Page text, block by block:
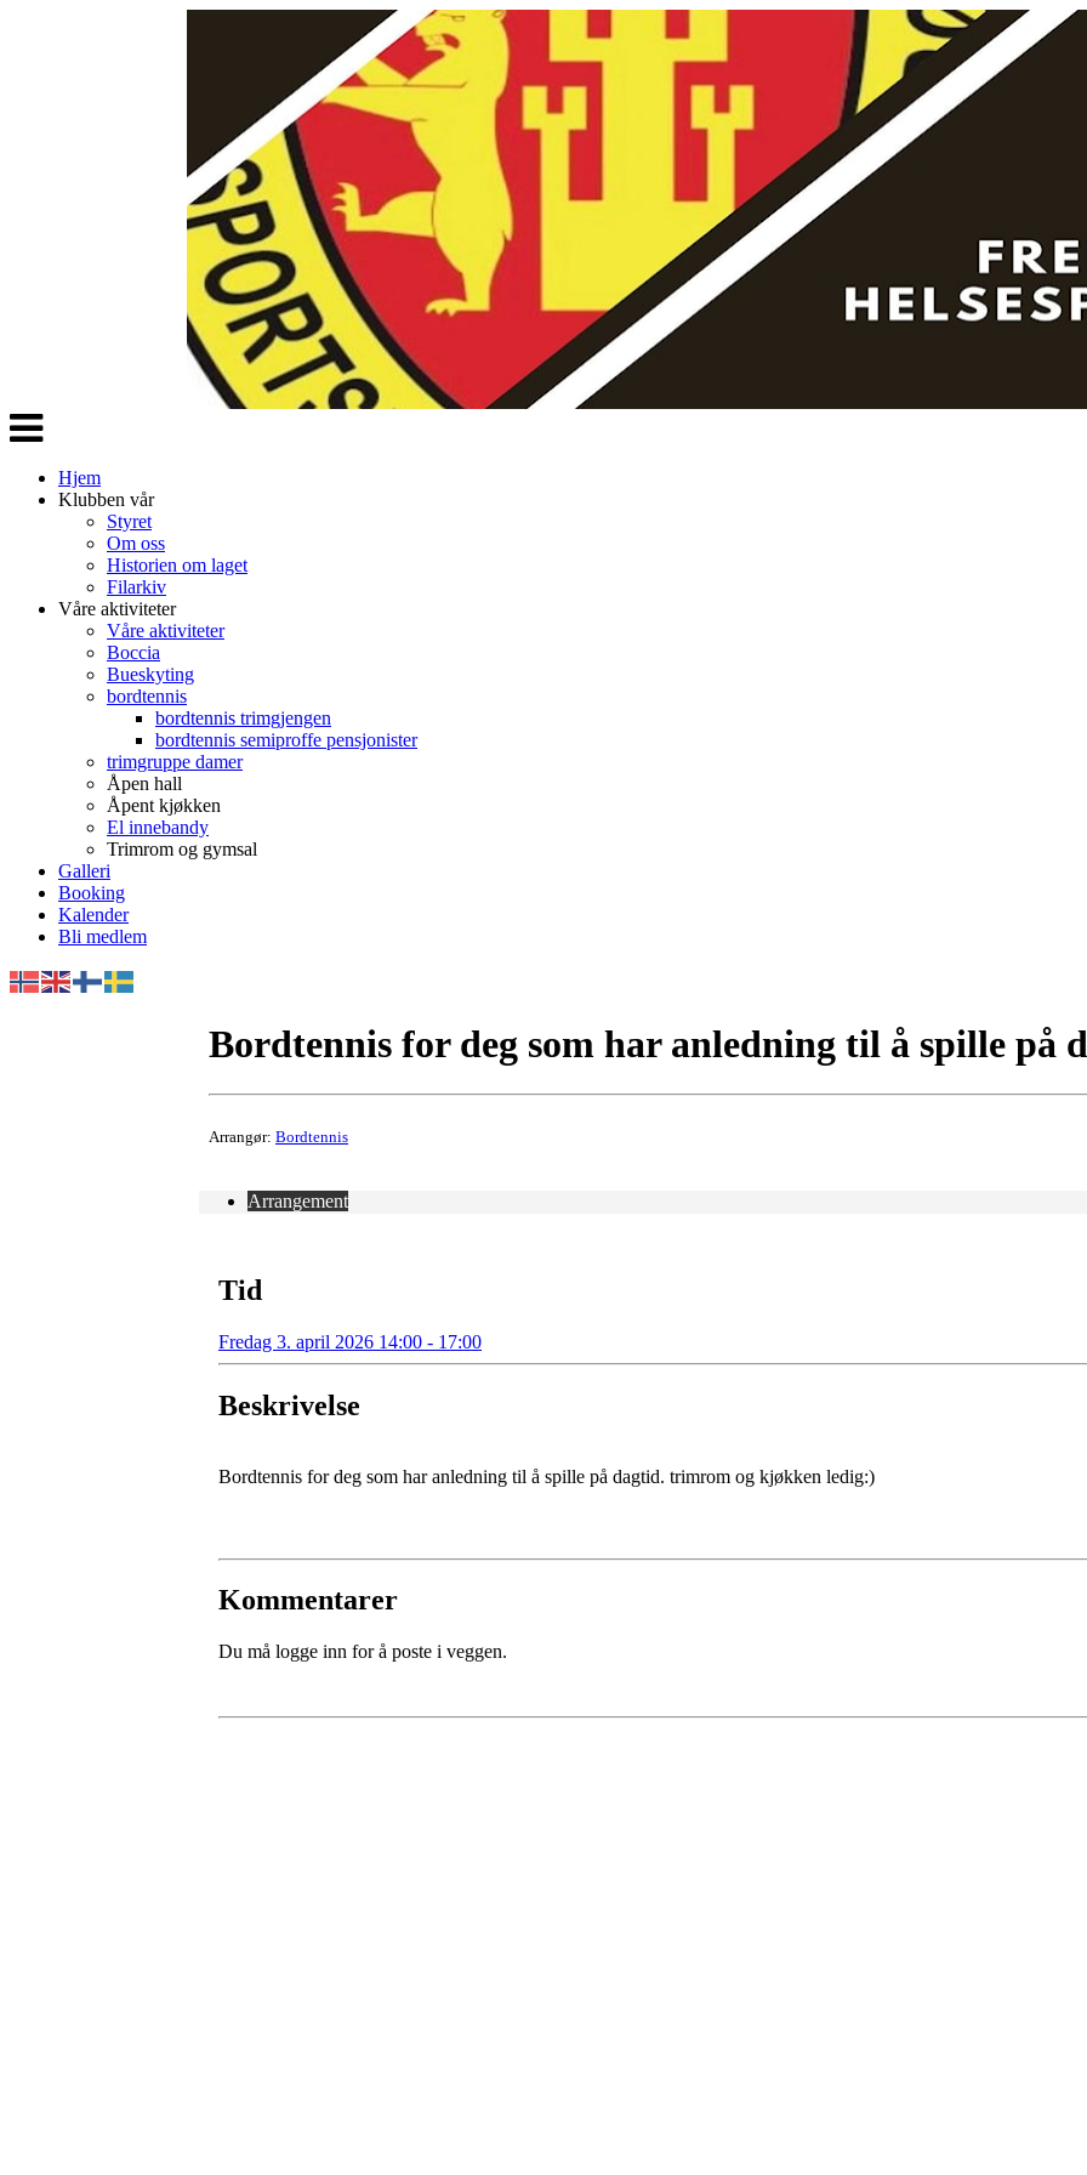
Veksle
navigasjon
Hjem
Klubben vår
Styret
Om oss
Historien om laget
Filarkiv
Våre aktiviteter
Våre aktiviteter
Boccia
Bueskyting
bordtennis
bordtennis trimgjengen
bordtennis semiproffe pensjonister
trimgruppe damer
Åpen hall
Åpent kjøkken
El innebandy
Trimrom og gymsal
Galleri
Booking
Kalender
Bli medlem
Bordtennis for deg som har anledning til å spille på
Arrangør: Bordtennis
Arrangement
Tid
Fredag 3. april 2026 14:00 - 17:00
Beskrivelse
Bordtennis for deg som har anledning til å spille på dagtid. trimrom og kjøkken ledig:)
Kommentarer
Du må logge inn for å poste i veggen.